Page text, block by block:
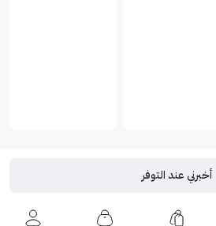
أخبرني عند التوفر